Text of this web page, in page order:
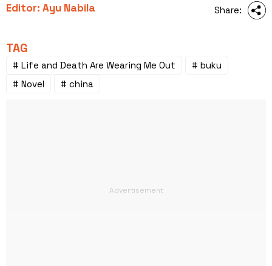
Editor: Ayu Nabila Share:
TAG
# Life and Death Are Wearing Me Out
# buku
# Novel
# china